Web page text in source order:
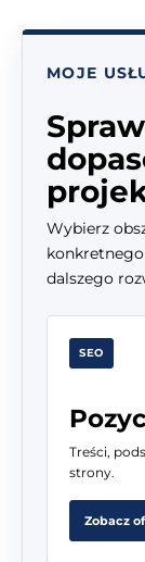
MOJE
Wybierz
dalszego
SEO
Treści,
strony.
Zobacz